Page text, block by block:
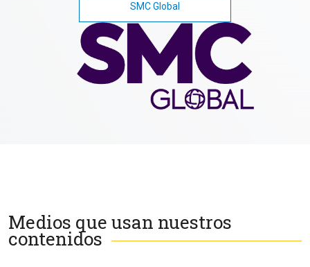
SMC Global
Medios que usan nuestros
contenidos